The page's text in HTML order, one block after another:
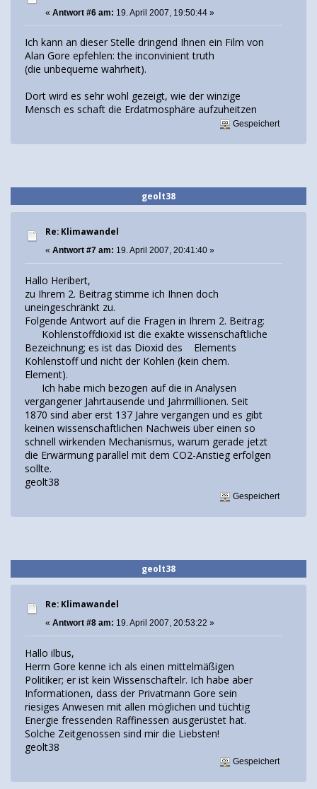
« Antwort #6 am: 19. April 2007, 19:50:44 »
Ich kann an dieser Stelle dringend Ihnen ein Film von
Alan Gore epfehlen: the inconvinient truth
(die unbequeme wahrheit).
Dort wird es sehr wohl gezeigt, wie der winzige
Mensch es schaft die Erdatmosphäre aufzuheitzen
Gespeichert
geolt38
Re: Klimawandel
« Antwort #7 am: 19. April 2007, 20:41:40 »
Hallo Heribert,
zu Ihrem 2. Beitrag stimme ich Ihnen doch
uneingeschränkt zu.
Folgende Antwort auf die Fragen in Ihrem 2. Beitrag:
Kohlenstoffdioxid ist die exakte wissenschaftliche
Bezeichnung; es ist das Dioxid des Elements
Kohlenstoff und nicht der Kohlen (kein chem.
Element).
Ich habe mich bezogen auf die in Analysen
vergangener Jahrtausende und Jahrmillionen. Seit
1870 sind aber erst 137 Jahre vergangen und es gibt
keinen wissenschaftlichen Nachweis über einen so
schnell wirkenden Mechanismus, warum gerade jetzt
die Erwärmung parallel mit dem CO2-Anstieg erfolgen
sollte.
geolt38
Gespeichert
geolt38
Re: Klimawandel
« Antwort #8 am: 19. April 2007, 20:53:22 »
Hallo ilbus,
Herrn Gore kenne ich als einen mittelmäßigen
Politiker; er ist kein Wissenschaftelr. Ich habe aber
Informationen, dass der Privatmann Gore sein
riesiges Anwesen mit allen möglichen und tüchtig
Energie fressenden Raffinessen ausgerüstet hat.
Solche Zeitgenossen sind mir die Liebsten!
geolt38
Gespeichert